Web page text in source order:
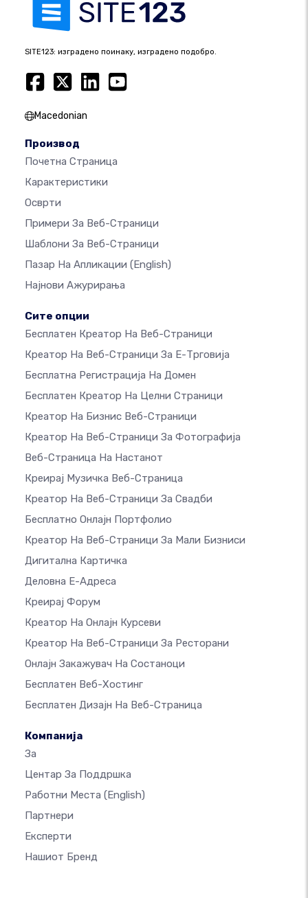
SITE123: изградено поинаку, изградено подобро.
Macedonian
Производ
Почетна Страница
Карактеристики
Осврти
Примери За Веб-Страници
Шаблони За Веб-Страници
Пазар На Апликации (English)
Најнови Ажурирања
Сите опции
Бесплатен Креатор На Веб-Страници
Креатор На Веб-Страници За Е-Трговија
Бесплатна Регистрација На Домен
Бесплатен Креатор На Целни Страници
Креатор На Бизнис Веб-Страници
Креатор На Веб-Страници За Фотографија
Веб-Страница На Настанот
Креирај Музичка Веб-Страница
Креатор На Веб-Страници За Свадби
Бесплатно Онлајн Портфолио
Креатор На Веб-Страници За Мали Бизниси
Дигитална Картичка
Деловна Е-Адреса
Креирај Форум
Креатор На Онлајн Курсеви
Креатор На Веб-Страници За Ресторани
Онлајн Закажувач На Состаноци
Бесплатен Веб-Хостинг
Бесплатен Дизајн На Веб-Страница
Компанија
За
Центар За Поддршка
Работни Места (English)
Партнери
Експерти
Нашиот Бренд